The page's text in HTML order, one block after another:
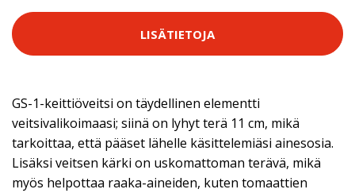
LISÄTIETOJA
GS-1-keittiöveitsi on täydellinen elementti
veitsivalikoimaasi; siinä on lyhyt terä 11 cm, mikä
tarkoittaa, että pääset lähelle käsittelemiäsi ainesosia.
Lisäksi veitsen kärki on uskomattoman terävä, mikä
myös helpottaa raaka-aineiden, kuten tomaattien